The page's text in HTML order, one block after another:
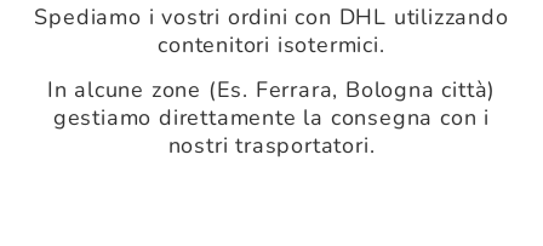
Spediamo i vostri ordini con DHL utilizzando
contenitori isotermici.
In alcune zone (Es. Ferrara, Bologna città)
gestiamo direttamente la consegna con i
nostri trasportatori.